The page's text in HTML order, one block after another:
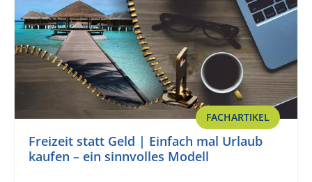
FACHARTIKEL
Freizeit statt Geld | Einfach mal Urlaub
kaufen – ein sinnvolles Modell